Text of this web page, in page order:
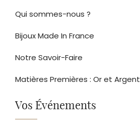
Qui sommes-nous ?
Bijoux Made In France
Notre Savoir-Faire
Matières Premières : Or et Argent
Vos Événements